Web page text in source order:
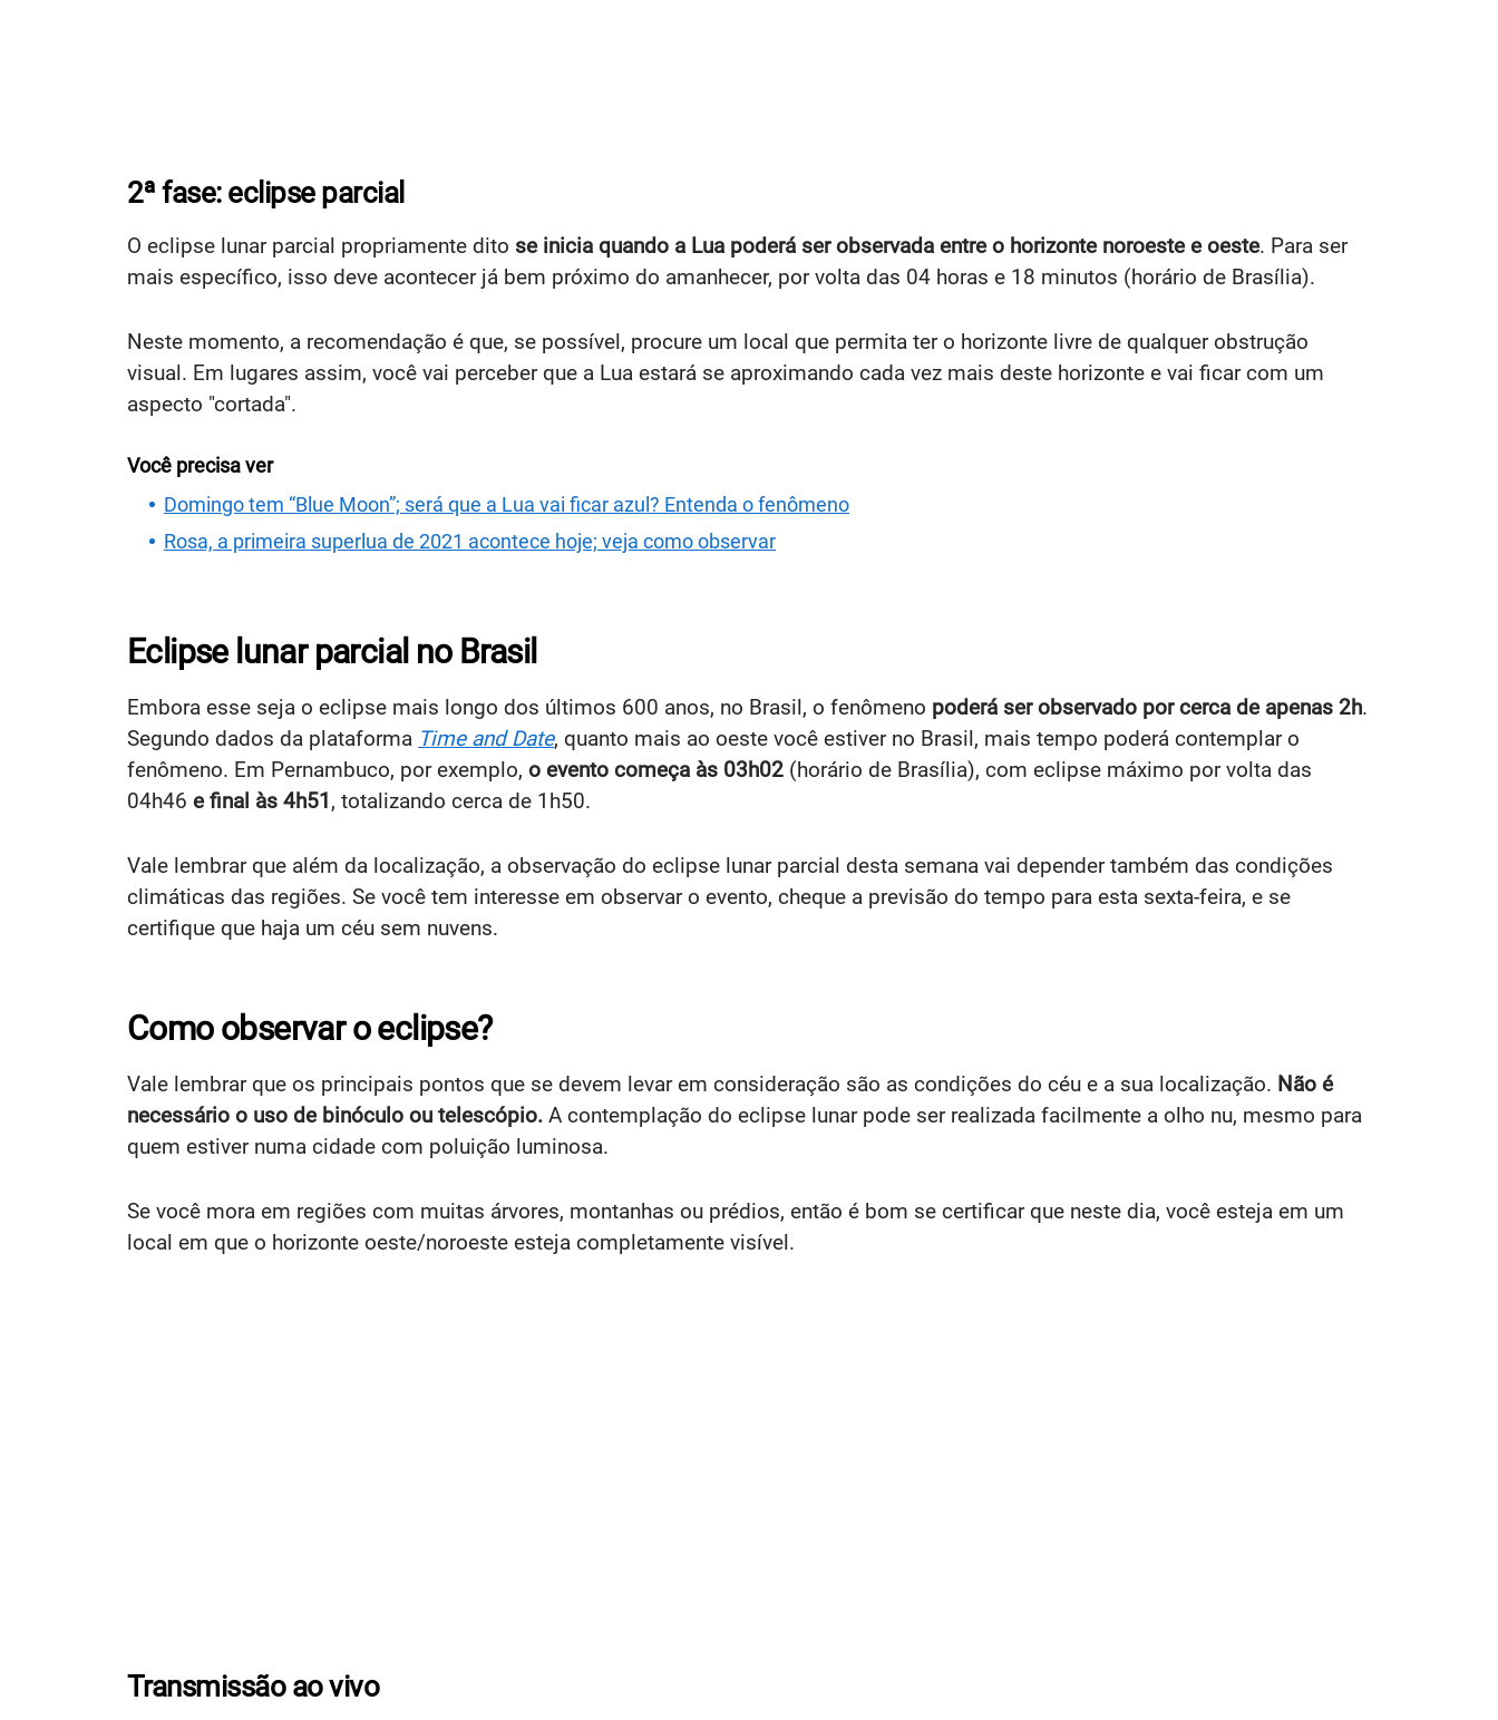
2ª fase: eclipse parcial
O eclipse lunar parcial propriamente dito se inicia quando a Lua poderá ser observada entre o horizonte noroeste e oeste. Para ser
mais específico, isso deve acontecer já bem próximo do amanhecer, por volta das 04 horas e 18 minutos (horário de Brasília).
Neste momento, a recomendação é que, se possível, procure um local que permita ter o horizonte livre de qualquer obstrução
visual. Em lugares assim, você vai perceber que a Lua estará se aproximando cada vez mais deste horizonte e vai ficar com um
aspecto "cortada".
Você precisa ver
Domingo tem “Blue Moon”; será que a Lua vai ficar azul? Entenda o fenômeno
Rosa, a primeira superlua de 2021 acontece hoje; veja como observar
Eclipse lunar parcial no Brasil
Embora esse seja o eclipse mais longo dos últimos 600 anos, no Brasil, o fenômeno poderá ser observado por cerca de apenas 2h.
Segundo dados da plataforma Time and Date, quanto mais ao oeste você estiver no Brasil, mais tempo poderá contemplar o
fenômeno. Em Pernambuco, por exemplo, o evento começa às 03h02 (horário de Brasília), com eclipse máximo por volta das
04h46 e final às 4h51, totalizando cerca de 1h50.
Vale lembrar que além da localização, a observação do eclipse lunar parcial desta semana vai depender também das condições
climáticas das regiões. Se você tem interesse em observar o evento, cheque a previsão do tempo para esta sexta-feira, e se
certifique que haja um céu sem nuvens.
Como observar o eclipse?
Vale lembrar que os principais pontos que se devem levar em consideração são as condições do céu e a sua localização. Não é
necessário o uso de binóculo ou telescópio. A contemplação do eclipse lunar pode ser realizada facilmente a olho nu, mesmo para
quem estiver numa cidade com poluição luminosa.
Se você mora em regiões com muitas árvores, montanhas ou prédios, então é bom se certificar que neste dia, você esteja em um
local em que o horizonte oeste/noroeste esteja completamente visível.
Transmissão ao vivo